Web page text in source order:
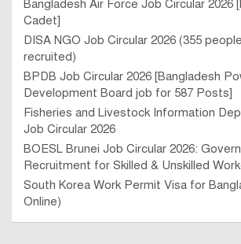
Bangladesh Air Force Job Circular 2026
Cadet]
DISA NGO Job Circular 2026 (355
recruited)
BPDB Job Circular 2026 [Bangladesh
Development Board job for 587 Posts]
Fisheries and Livestock Information
Job Circular 2026
BOESL Brunei Job Circular 2026:
Recruitment for Skilled & Unskilled
South Korea Work Permit Visa for
Online)